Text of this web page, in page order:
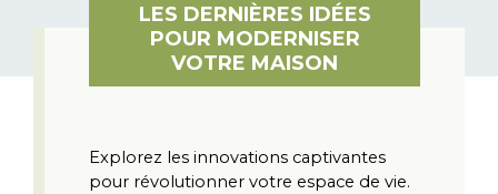
LES DERNIÈRES IDÉES
POUR MODERNISER
VOTRE MAISON
Explorez les innovations captivantes
pour révolutionner votre espace de vie.